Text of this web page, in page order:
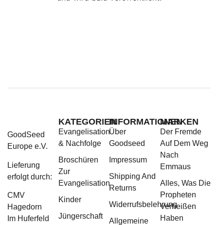
GoodSeed
Europe e.V.
Lieferung
erfolgt durch:
CMV
Hagedorn
Im Huferfeld
KATEGORIEN
Evangelisation
& Nachfolge
Broschüren
Zur
Evangelisation
Kinder
Jüngerschaft
INFORMATIONEN
Über
Goodseed
Impressum
Shipping And
Returns
Widerrufsbelehrung
Allgemeine
MARKEN
Der Fremde
Auf Dem Weg
Nach
Emmaus
Alles, Was Die
Propheten
Verheißen
Haben